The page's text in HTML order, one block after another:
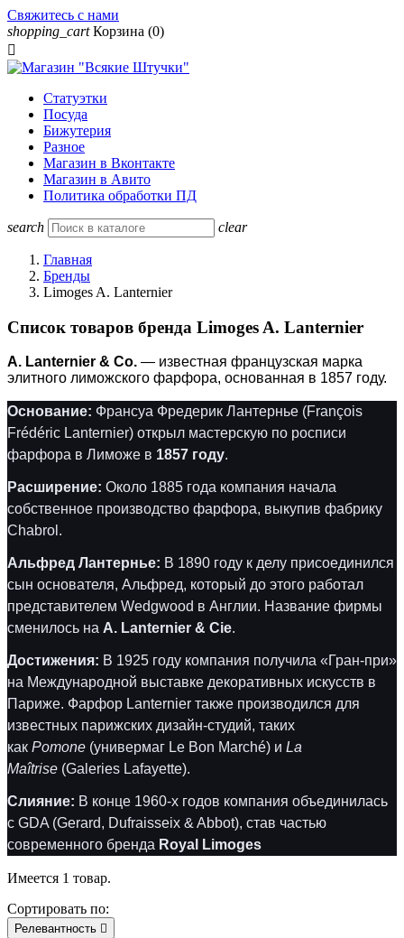
Свяжитесь с нами
shopping_cart Корзина (0)

Статуэтки
Посуда
Бижутерия
Разное
Магазин в Вконтакте
Магазин в Авито
Политика обработки ПД
search clear
Главная
Бренды
Limoges A. Lanternier
Список товаров бренда Limoges A. Lanternier
A. Lanternier & Co. — известная французская марка
элитного лиможского фарфора, основанная в 1857 году.
Основание: Франсуа Фредерик Лантернье (François
Frédéric Lanternier) открыл мастерскую по росписи
фарфора в Лиможе в 1857 году.
Расширение: Около 1885 года компания начала
собственное производство фарфора, выкупив фабрику
Chabrol.
Альфред Лантернье: В 1890 году к делу присоединился
сын основателя, Альфред, который до этого работал
представителем Wedgwood в Англии. Название фирмы
сменилось на A. Lanternier & Cie.
Достижения: В 1925 году компания получила «Гран-при»
на Международной выставке декоративных искусств в
Париже. Фарфор Lanternier также производился для
известных парижских дизайн-студий, таких
как Pomone (универмаг Le Bon Marché) и La
Maîtrise (Galeries Lafayette).
Слияние: В конце 1960-х годов компания объединилась
с GDA (Gerard, Dufraisseix & Abbot), став частью
современного бренда Royal Limoges
Имеется 1 товар.
Сортировать по:
Релевантность 